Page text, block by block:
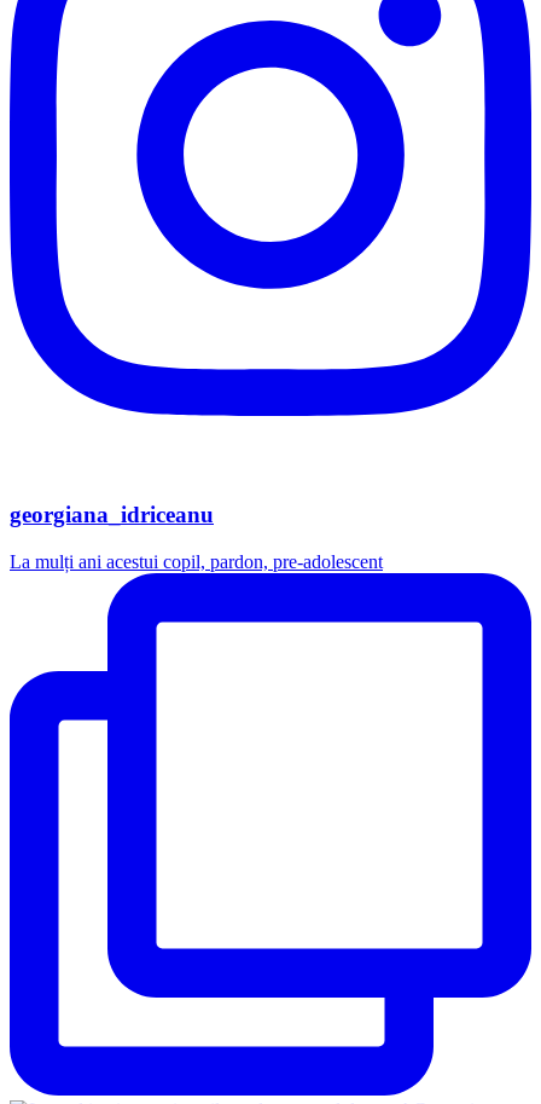
georgiana_idriceanu
La mulți ani acestui copil, pardon, pre-adolescent